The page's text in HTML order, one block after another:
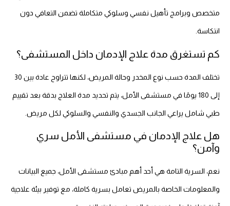
متخصص وبرامج تأهيل نفسي وسلوكي متكاملة تضمن التعافي دون
انتكاسة.
كم تستغرق مدة علاج الإدمان داخل المستشفى؟
تختلف المدة حسب نوع المخدر وحالة المريض، لكنها تتراوح عادة بين 30
إلى 180 يومًا في مستشفى الأمل، يتم تحديد مدة العلاج بدقة بعد تقييم
طبي شامل يراعي الجانب الجسدي والنفسي والسلوكي لكل مريض.
هل علاج الإدمان في مستشفى الأمل سري
وآمن؟
نعم، السرية التامة هي أحد أهم مبادئ مستشفى الأمل، جميع البيانات
والمعلومات الخاصة بالمريض تعامل بسرية كاملة، مع توفير بيئة علاجية